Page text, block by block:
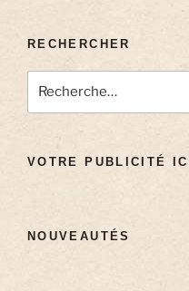
RECHERCHER
VOTRE PUBLICITÉ ICI
NOUVEAUTÉS